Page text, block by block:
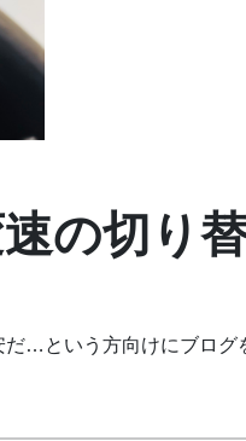
の切り
…という方向けにブログ